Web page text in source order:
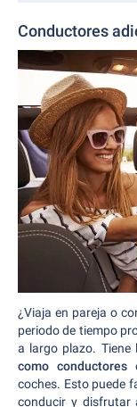
Conductores
¿Viaja en pareja o
periodo de tiempo
a largo plazo. Tiene
como conductores
coches. Esto puede
conducir y disfrutar